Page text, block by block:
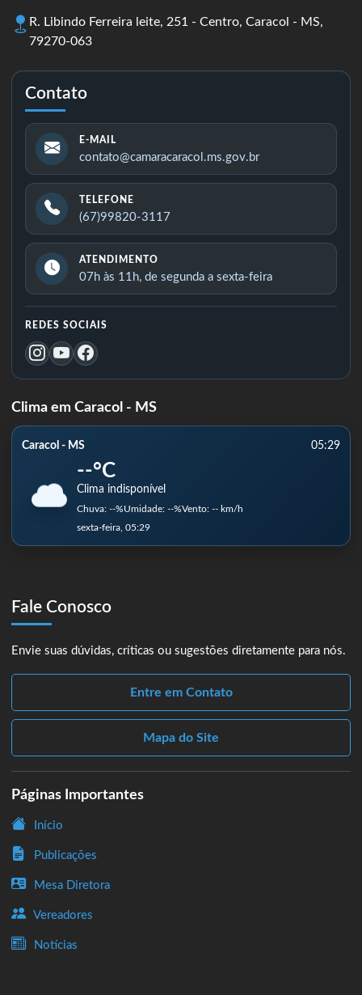
R. Libindo Ferreira leite, 251 - Centro, Caracol - MS,
79270-063
Contato
E-MAIL
contato@camaracaracol.ms.gov.br
TELEFONE
(67)99820-3117
ATENDIMENTO
07h às 11h, de segunda a sexta-feira
REDES SOCIAIS
Clima em Caracol - MS
Caracol - MS 05:29
--°C
Clima indisponível
Chuva: --%Umidade: --%Vento: -- km/h
sexta-feira, 05:29
Fale Conosco
Envie suas dúvidas, críticas ou sugestões diretamente para nós.
Entre em Contato
Mapa do Site
Páginas Importantes
Início
Publicações
Mesa Diretora
Vereadores
Notícias